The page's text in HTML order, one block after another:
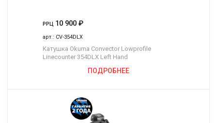
РРЦ 10 900 ₽
арт.: CV-354DLX
Катушка Okuma Convector Lowprofile
Linecounter 354DLX Left Hand
ПОДРОБНЕЕ